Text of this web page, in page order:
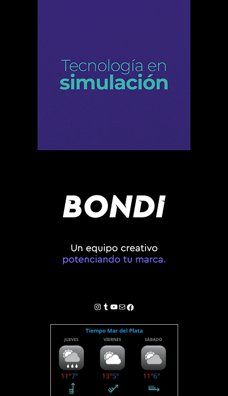
Instagram
Tumblr
YouTube
Correo electrónico
Facebook